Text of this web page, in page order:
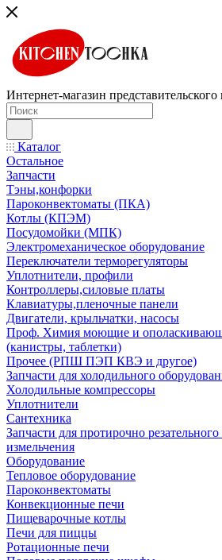
Интернет-магазин представительского
Каталог
Остальное
Запчасти
Тэны,конфорки
Пароконвектоматы (ПКА)
Котлы (КПЭМ)
Посудомойки (МПК)
Электромеханическое оборудование
Переключатели терморегуляторы
Уплотнители, профили
Контроллеры,силовые платы
Клавиатуры,пленочные панели
Двигатели, крыльчатки, насосы
Проф. Химия моющие и
(канистры, таблетки)
Прочее (РПШ ПЭП КВЭ и другое)
Запчасти для холодильного
Холодильные компрессоры
Уплотнители
Сантехника
Запчасти для протирочно
измельчения
Оборудование
Тепловое оборудование
Пароконвектоматы
Конвекционные печи
Пищеварочные котлы
Печи для пиццы
Ротационные печи